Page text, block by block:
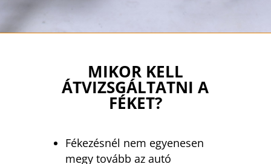
MIKOR KELL
ÁTVIZSGÁLTATNI A
FÉKET?
Fékezésnél nem egyenesen
megy tovább az autó